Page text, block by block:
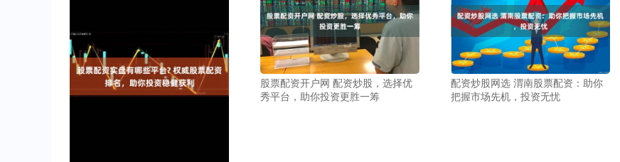
股票配资开户网 配资炒股，选择优
秀平台，助你投资更胜一筹
配资炒股网选 渭南股票配资：助你
把握市场先机，投资无忧